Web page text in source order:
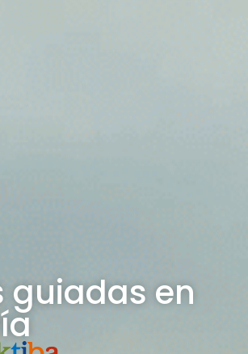
guiadas en